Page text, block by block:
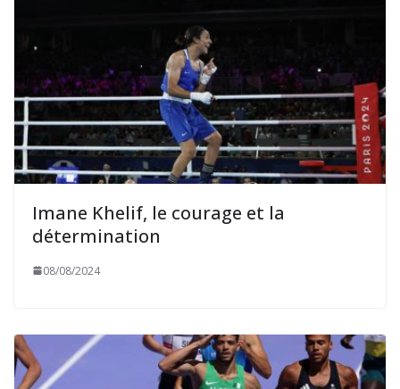
Imane Khelif, le courage et la
détermination
08/08/2024